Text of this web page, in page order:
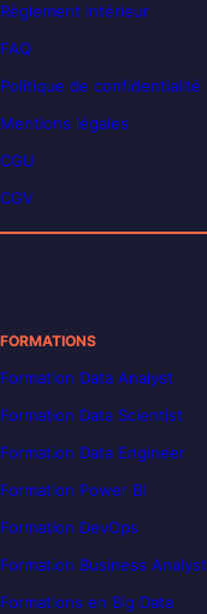
Règlement intérieur
FAQ
Politique de confidentialité
Mentions légales
CGU
CGV
FORMATIONS
Formation Data Analyst
Formation Data Scientist
Formation Data Engineer
Formation Power BI
Formation DevOps
Formation Business Analyst
Formations en Big Data